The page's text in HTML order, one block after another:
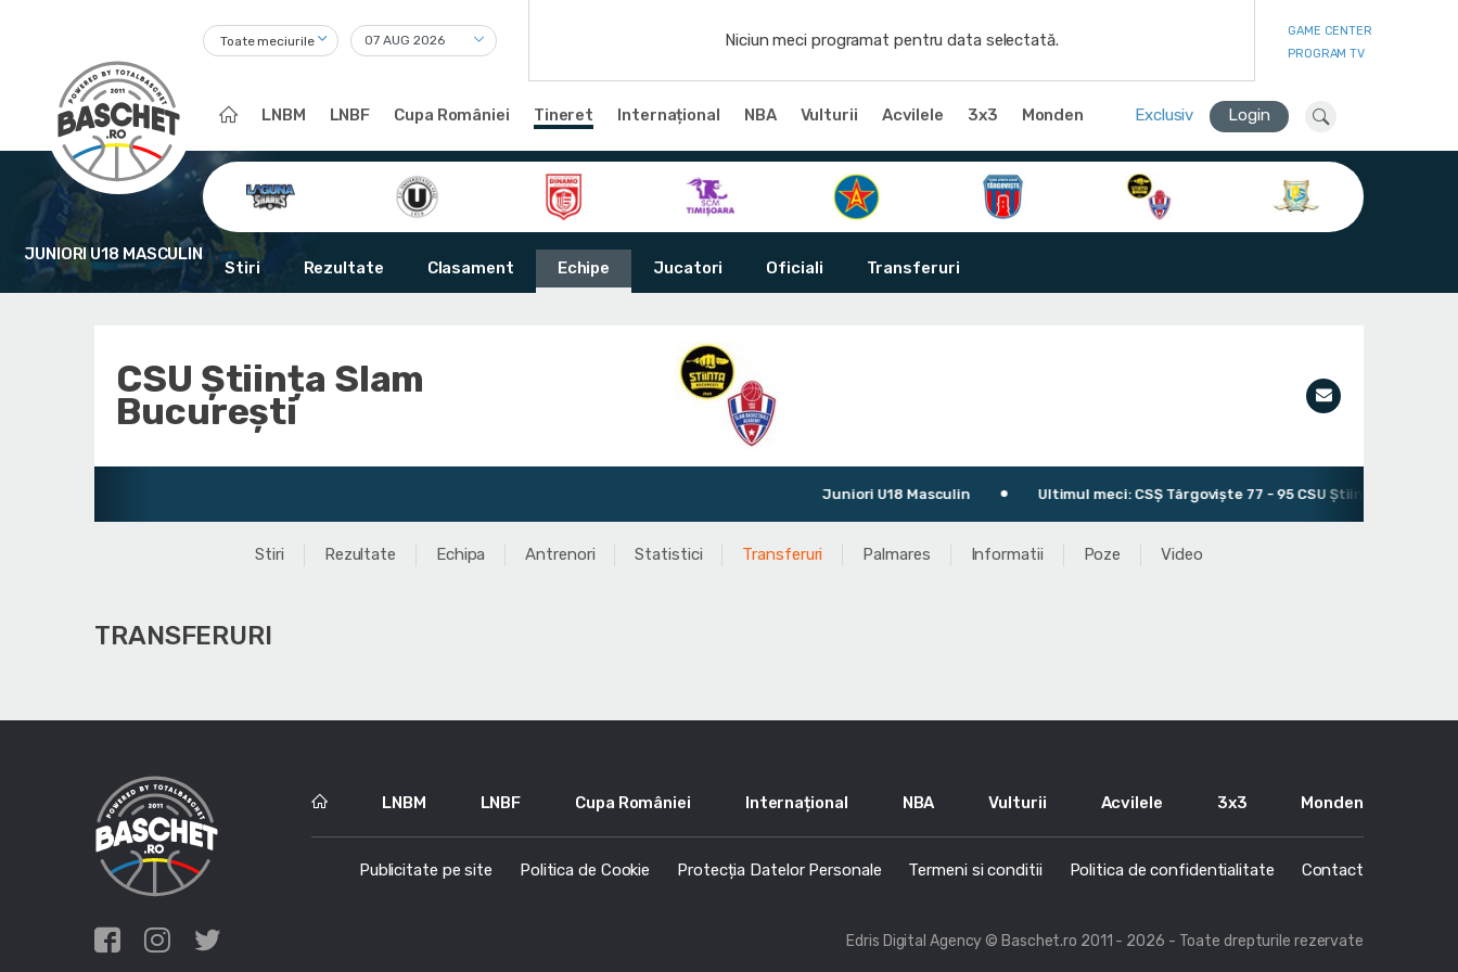
Toate meciurile Niciun meci programat pentru data selectată.
GAME CENTER
PROGRAM TV
LNBM LNBF Cupa României Tineret Internațional NBA Vulturii Acvilele 3x3 Monden Exclusiv Login
JUNIORI U18 MASCULIN
Stiri Rezultate Clasament Echipe Jucatori Oficiali Transferuri
CSU Știința Slam
București
Juniori U18 Masculin Ultimul meci: CSȘ Târgoviște 77 - 95 CSU Știința Slam București
Stiri Rezultate Echipa Antrenori Statistici Transferuri Palmares Informatii Poze Video
TRANSFERURI
LNBM LNBF Cupa României Internațional NBA Vulturii Acvilele 3x3 Monden
Publicitate pe site Politica de Cookie Protecția Datelor Personale Termeni si conditii Politica de confidentialitate Contact
Edris Digital Agency© Baschet.ro 2011 - 2026 - Toate drepturile rezervate